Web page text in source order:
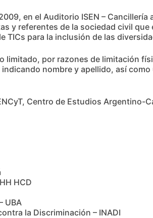
en el Auditorio ISEN –
y referentes de la sociedad civil
TICs para la inclusión de las
por razones de limitación
indicando nombre y apellido, así
Centro de Estudios
HCD
UBA
la Discriminación – INADI